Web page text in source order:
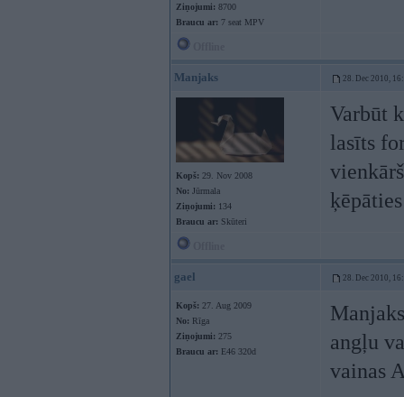
Ziņojumi: 8700
Braucu ar: 7 seat MPV
Manjaks 28. Dec 2010,
Kopš: 29. Nov 2008
No: Jūrmala
Ziņojumi: 134
Braucu ar: Skūteri
Varbūt
lasīts
gael 28. Dec 2010,
Kopš: 27. Aug 2009
No: Rīga
Ziņojumi: 275
Braucu ar: E46 320d
angļu
vainas